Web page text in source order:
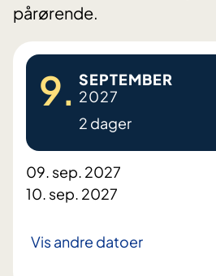
pårørende.
9. SEPTEMBER
2027
2 dager
09. sep. 2027
10. sep. 2027
Vis andre datoer